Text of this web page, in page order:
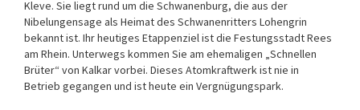
Kleve. Sie liegt rund um die Schwanenburg, die aus der
Nibelungensage als Heimat des Schwanenritters Lohengrin
bekannt ist. Ihr heutiges Etappenziel ist die Festungsstadt Rees
am Rhein. Unterwegs kommen Sie am ehemaligen „Schnellen
Brüter“ von Kalkar vorbei. Dieses Atomkraftwerk ist nie in
Betrieb gegangen und ist heute ein Vergnügungspark.